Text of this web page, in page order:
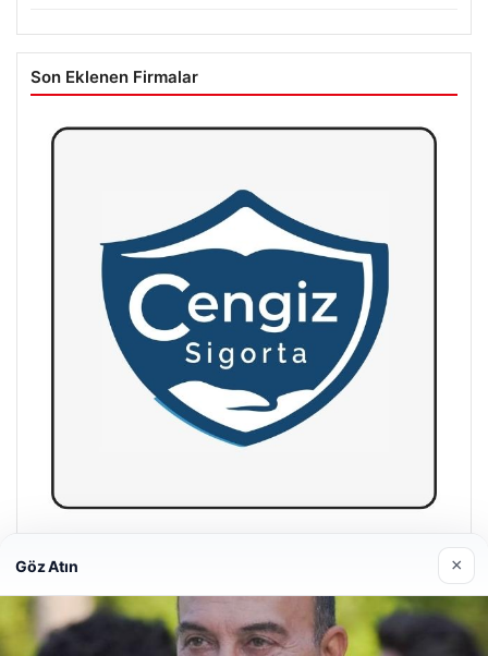
Son Eklenen Firmalar
Hastaş Beton
Göz Atın ×